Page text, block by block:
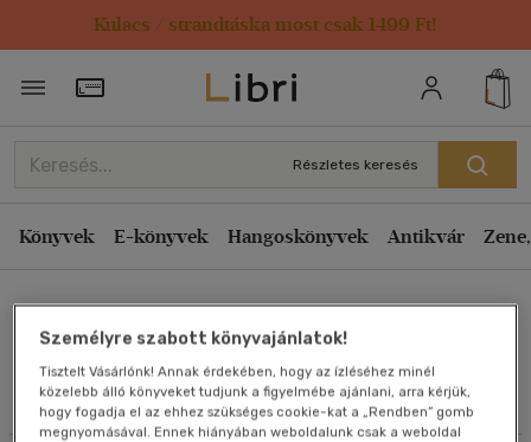
Kulacs / strandtáska most csak 1499 Ft!
Törzsvásárlói Kártya adatai
Részletes keresés
Könyvek E-könyvek Hangoskönyvek Antikvár
Szegedi András
Művei
Rendezés
Kiadás éve szerint csökkenő
Ár szerint csökkenő
Eladott darabszám szerint csökkenő
Eladott darabszám szerint növekvő
Cím szerint A-Z
Szerző szerint A-Z
Személyre szabott könyvajánlatok!
Tisztelt Vásárlónk! Annak érdekében, hogy az ízléséhez minél
közelebb álló könyveket tudjunk a figyelmébe ajánlani, arra kérjük,
hogy fogadja el az ehhez szükséges cookie-kat a „Rendben” gomb
megnyomásával. Ennek hiányában weboldalunk csak a weboldal